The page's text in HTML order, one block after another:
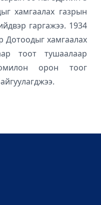
хамгаалах газрын
гаргажээ. 1934
Дотоодыг хамгаалах
тоот тушаалаар
орон тоог